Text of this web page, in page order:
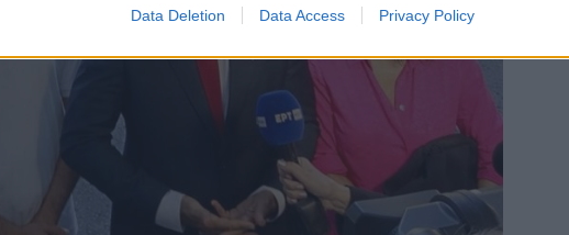
Data Deletion Data Access Privacy Policy